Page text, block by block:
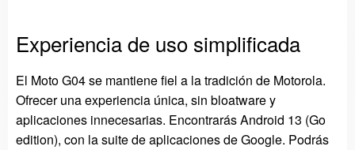
Experiencia de uso simplificada
El Moto G04 se mantiene fiel a la tradición de Motorola.
Ofrecer una experiencia única, sin bloatware y
aplicaciones innecesarias. Encontrarás Android 13 (Go
edition), con la suite de aplicaciones de Google. Podrás